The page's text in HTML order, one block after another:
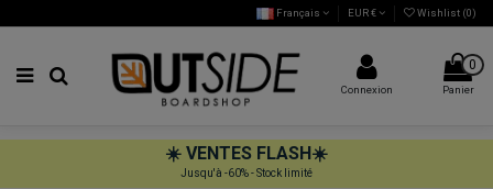
Français EUR € Wishlist (0)
Connexion
0
Panier
☀️ VENTES FLASH☀️
Jusqu'à -60% - Stock limité